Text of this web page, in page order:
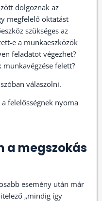
dolgoznak az
megfelelő oktatást
szükséges az
e a munkaeszközök
feladatot végezhet?
felett?
válaszolni.
felelősségnek nyoma
a megszokás
esemény után már
„mindig így